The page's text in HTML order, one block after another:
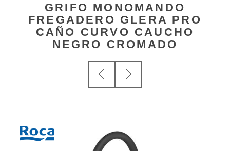
GRIFO MONOMANDO
FREGADERO GLERA PRO
CAÑO CURVO CAUCHO
NEGRO CROMADO